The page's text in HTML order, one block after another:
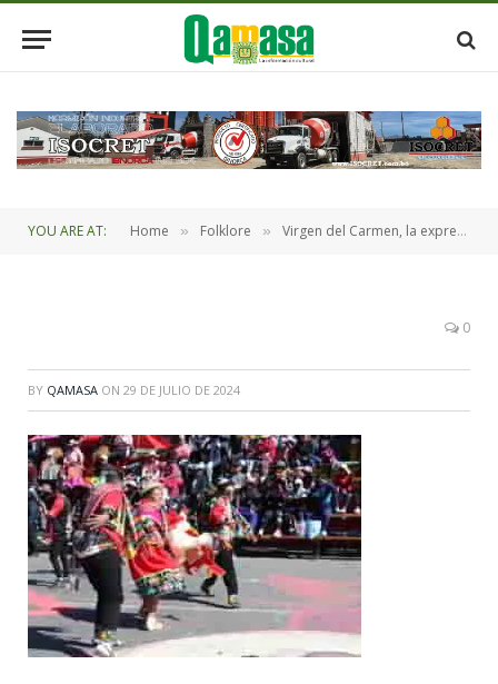
YOU ARE AT: Home » Folklore » Virgen del Carmen, la expresión de fe y tradición del alteño
0
BY QAMASA ON 29 DE JULIO DE 2024